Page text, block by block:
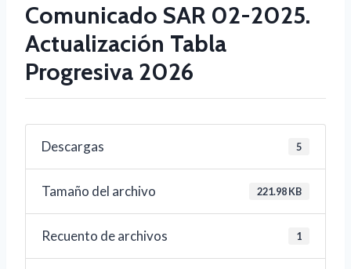
Comunicado SAR 02-2025.
Actualización Tabla
Progresiva 2026
Descargas 5
Tamaño del archivo 221.98 KB
Recuento de archivos 1